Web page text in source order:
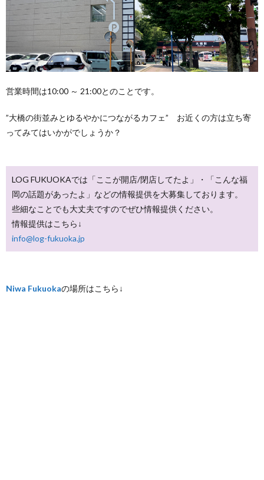
営業時間は10:00 ～ 21:00とのことです。
”大橋の街並みとゆるやかにつながるカフェ” お近くの方は立ち寄
ってみてはいかがでしょうか？
LOG FUKUOKAでは「ここが開店/閉店してたよ」・「こんな福
岡の話題があったよ」などの情報提供を大募集しております。
些細なことでも大丈夫ですのでぜひ情報提供ください。
情報提供はこちら↓
info@log-fukuoka.jp
Niwa Fukuokaの場所はこちら↓